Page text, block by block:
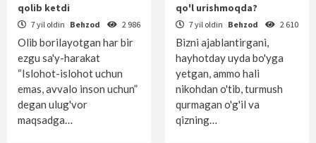
qolib ketdi
7 yil oldin Behzod 2 986
Olib borilayotgan har bir
ezgu sa'y-harakat
“Islohot-islohot uchun
emas, avvalo inson uchun”
degan ulug'vor
maqsadga…
qo'l urishmoqda?
7 yil oldin Behzod 2 610
Bizni ajablantirgani,
hayhotday uyda bo'yga
yetgan, ammo hali
nikohdan o'tib, turmush
qurmagan o'g'il va
qizning…